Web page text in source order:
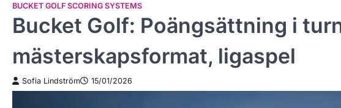
BUCKET GOLF SCORING SYSTEMS
Bucket Golf: Poängsättning i
mästerskapsformat, ligaspel
Sofia Lindström 15/01/2026